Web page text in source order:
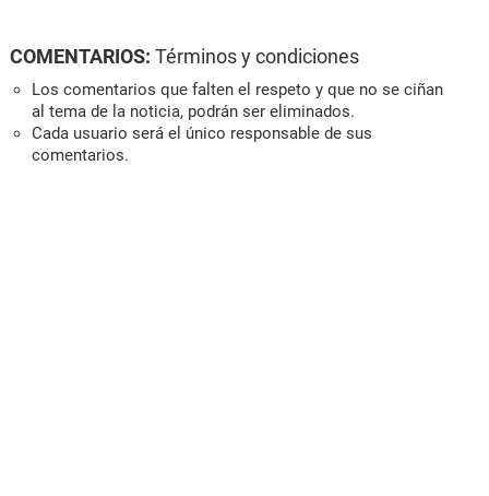
COMENTARIOS: Términos y condiciones
Los comentarios que falten el respeto y que no se ciñan
al tema de la noticia, podrán ser eliminados.
Cada usuario será el único responsable de sus
comentarios.